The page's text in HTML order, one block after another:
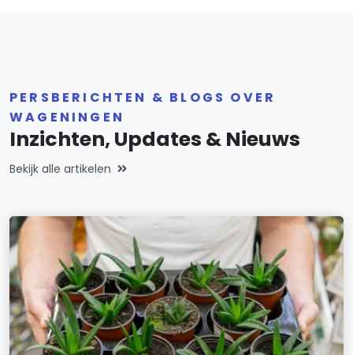
PERSBERICHTEN & BLOGS OVER
WAGENINGEN
Inzichten, Updates & Nieuws
Bekijk alle artikelen